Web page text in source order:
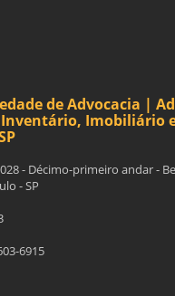
de Advocacia |
Imobiliário
- Décimo-primeiro andar -
- SP
6915